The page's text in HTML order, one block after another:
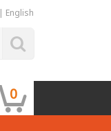
| English
0